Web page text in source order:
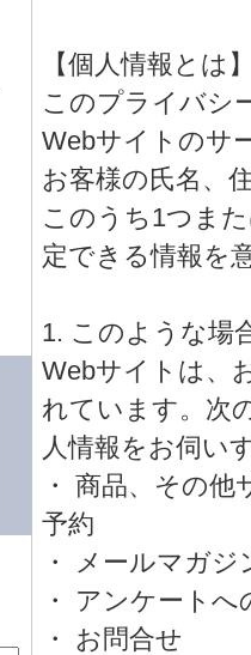
【個人情報とは
このプライバシ
Webサイトのサ
お客様の氏名、
このうち1つま
定できる情報を
1. このような場
Webサイトは、
れています。次
人情報をお伺い
・ 商品、その
予約
・ メールマガ
・ アンケートへ
・ お問合せ